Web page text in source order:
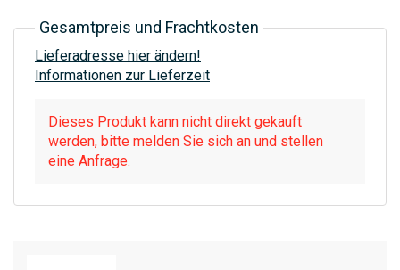
Gesamtpreis und Frachtkosten
Lieferadresse hier ändern!
Informationen zur Lieferzeit
Dieses Produkt kann nicht direkt gekauft
werden, bitte melden Sie sich an und stellen
eine Anfrage.